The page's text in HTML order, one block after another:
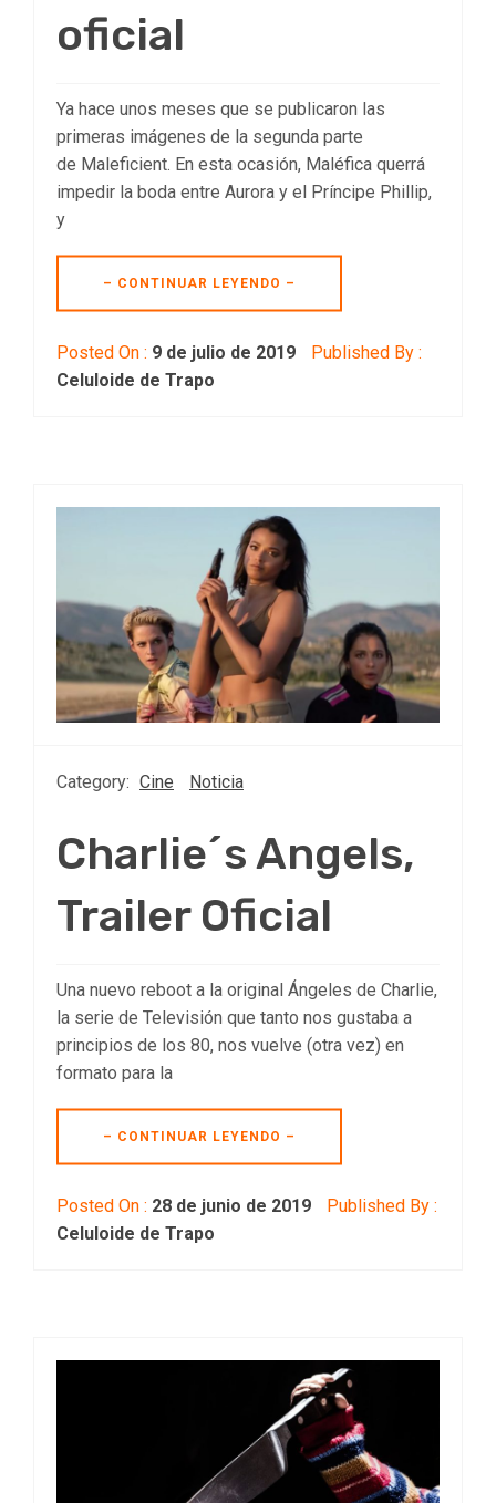
oficial
Ya hace unos meses que se publicaron las
primeras imágenes de la segunda parte
de Maleficient. En esta ocasión, Maléfica querrá
impedir la boda entre Aurora y el Príncipe Phillip,
y
– CONTINUAR LEYENDO –
Posted On : 9 de julio de 2019
Published By :
Celuloide de Trapo
Category: Cine Noticia
Charlie´s Angels,
Trailer Oficial
Una nuevo reboot a la original Ángeles de Charlie,
la serie de Televisión que tanto nos gustaba a
principios de los 80, nos vuelve (otra vez) en
formato para la
– CONTINUAR LEYENDO –
Posted On : 28 de junio de 2019
Published By :
Celuloide de Trapo